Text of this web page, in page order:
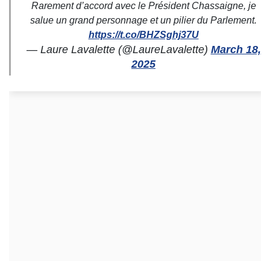
Rarement d’accord avec le Président Chassaigne, je
salue un grand personnage et un pilier du Parlement.
https://t.co/BHZSghj37U
— Laure Lavalette (@LaureLavalette) March 18,
2025